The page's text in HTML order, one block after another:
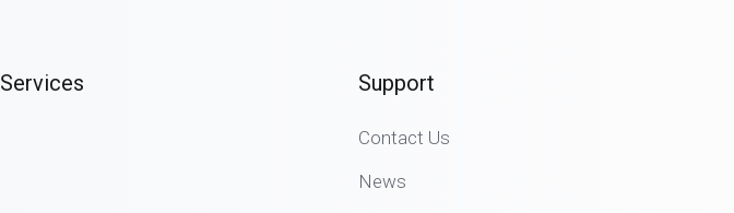
Services Support
Contact Us
News